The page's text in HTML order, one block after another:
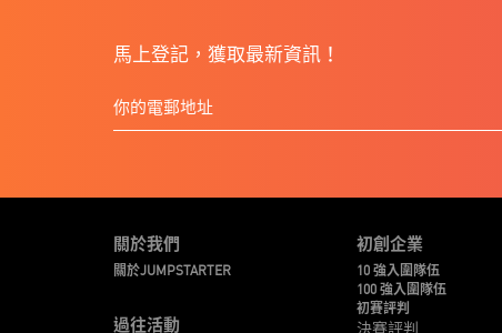
馬上登記，獲取最新資訊！
關於我們
關於JUMPSTARTER
過往活動
初創企業
10 強入圍隊伍
100 強入圍隊伍
初賽評判
決賽評判